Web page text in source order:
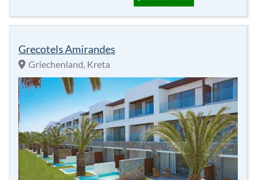
5
Sterne
96%
Empfehlung
Für
Alle